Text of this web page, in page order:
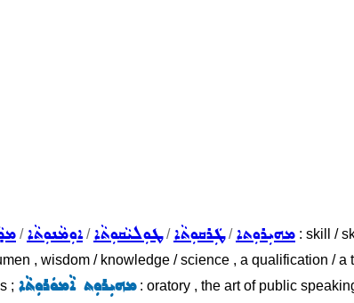
/ܐܘܼܡܵܢܘܼܬܵܐ/ܛܘܼܠܝܵܩܘܼܬܵܐ/ܛܲܪܩܘܼܬܵܐ/ܡܗܝܼܪܘܼܬܐ : skill /
, wisdom / knowledge / science , a qualification / a
; ܡܗܝܼܪܘܼܬ ܐܵܡܘܿܪܘܼܬܵܐ: oratory , the art of public